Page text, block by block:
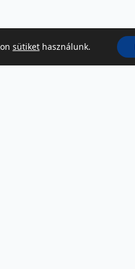
sütikethasználunk.